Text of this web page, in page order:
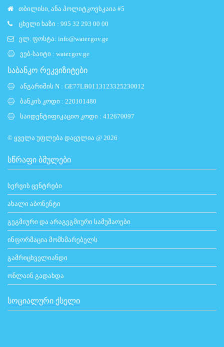
თბილისი, ანა პოლიტკოვსკაია #5
ცხელი ხაზი : 995 32 293 00 00
ელ. ფოსტა: info@water.gov.ge
ვებ-საიტი : water.gov.ge
საბანკო რეკვიზიტები
ანგარიშის N : GE77LB0113123325230012
ბანკის კოდი : 220101480
საიდენტიფიკაციო კოდი : 412670097
© ყველა უფლება დაცულია @ 2026
ᲡᲬᲠᲐᲤᲘ ᲑᲛᲣᲚᲔᲑᲘ
სერვის ცენტრები
ახალი აბონენტი
გეგმიური და არაგეგმიური სამუშაოები
ინფორმაცია მომხმარებელს
გამრიცხველიანდი
ონლაინ გადახდა
ᲡᲝᲪᲘᲐᲚᲣᲠᲘ ᲥᲡᲔᲚᲘ